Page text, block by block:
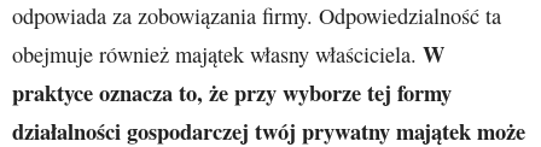
odpowiada za zobowiązania firmy. Odpowiedzialność ta
obejmuje również majątek własny właściciela. W
praktyce oznacza to, że przy wyborze tej formy
działalności gospodarczej twój prywatny majątek może